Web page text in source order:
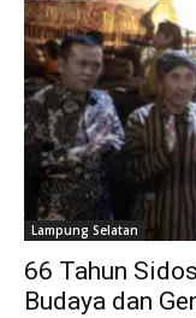
Lampung Selatan
66 Tahun
Budaya dan